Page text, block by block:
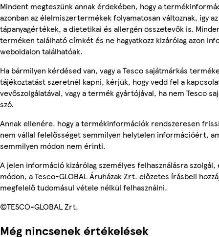
Mindent megteszünk annak érdekében, hogy a
azonban az élelmiszertermékek folyamatosan változnak, így
tápanyagértékek, a dietetikai és allergén összetevők is.
terméken található címkét és ne hagyatkozz kizárólag azon
weboldalon találhatóak.
Ha bármilyen kérdésed van, vagy a Tesco sajátmárkás
tájékoztatást szeretnél kapni, kérjük, hogy vedd fel a
vevőszolgálatával, vagy a termék gyártójával, ha nem Tesco
szó.
Annak ellenére, hogy a termékinformációk rendszeresen
nem vállal felelősséget semmilyen helytelen információért,
semmilyen módon nem érinti.
A jelen információ kizárólag személyes felhasználásra
módon, a Tesco-GLOBAL Áruházak Zrt. előzetes írásbeli
megfelelő tudomásul vétele nélkül felhasználni.
©TESCO-GLOBAL Zrt.
Még nincsenek értékelések